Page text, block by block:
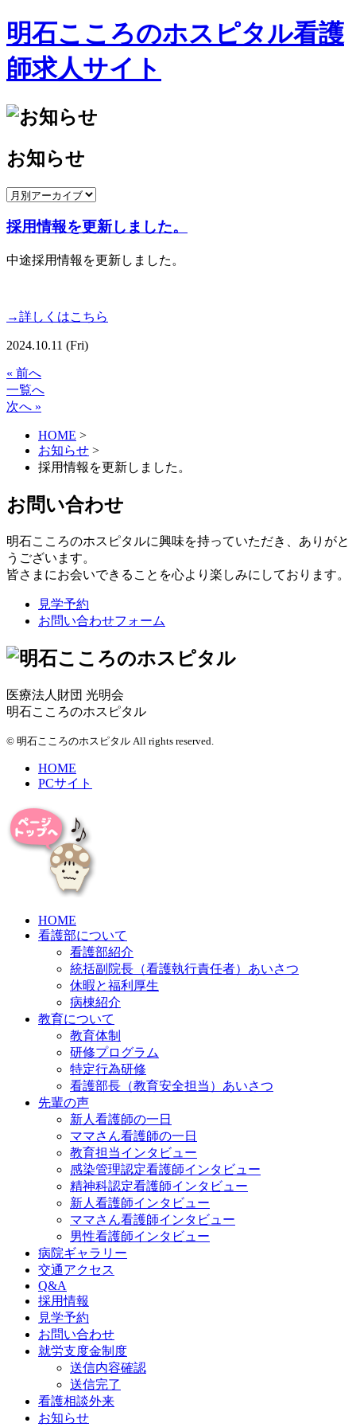
明石こころのホスピタル看護
師求人サイト
お知らせ
採用情報を更新しました。
中途採用情報を更新しました。
→詳しくはこちら
2024.10.11 (Fri)
« 前へ
一覧へ
次へ »
HOME >
お知らせ >
採用情報を更新しました。
お問い合わせ
明石こころのホスピタルに興味を持っていただき、ありがと
うございます。
皆さまにお会いできることを心より楽しみにしております。
見学予約
お問い合わせフォーム
医療法人財団 光明会
明石こころのホスピタル
© 明石こころのホスピタル All rights reserved.
HOME
PCサイト
HOME
看護部について
看護部紹介
統括副院長（看護執行責任者）あいさつ
休暇と福利厚生
病棟紹介
教育について
教育体制
研修プログラム
特定行為研修
看護部長（教育安全担当）あいさつ
先輩の声
新人看護師の一日
ママさん看護師の一日
教育担当インタビュー
感染管理認定看護師インタビュー
精神科認定看護師インタビュー
新人看護師インタビュー
ママさん看護師インタビュー
男性看護師インタビュー
病院ギャラリー
交通アクセス
Q&A
採用情報
見学予約
お問い合わせ
就労支度金制度
送信内容確認
送信完了
看護相談外来
お知らせ